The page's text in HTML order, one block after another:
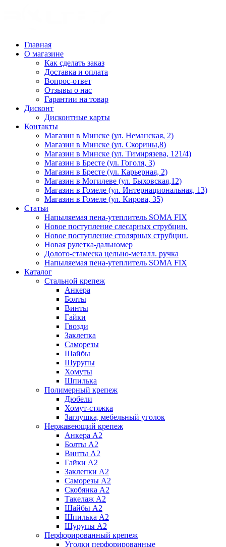
Главная
О магазине
Как сделать заказ
Доставка и оплата
Вопрос-ответ
Отзывы о нас
Гарантии на товар
Дисконт
Дисконтные карты
Контакты
Магазин в Минске (ул. Неманская, 2)
Магазин в Минске (ул. Скорины,8)
Магазин в Минске (ул. Тимирязева, 121/4)
Магазин в Бресте (ул. Гоголя, 3)
Магазин в Бресте (ул. Карьерная, 2)
Магазин в Могилеве (ул. Быховская,12)
Магазин в Гомеле (ул. Интернациональная, 13)
Магазин в Гомеле (ул. Кирова, 35)
Статьи
Напыляемая пена-утеплитель SOMA FIX
Новое поступление слесарных струбцин.
Новое поступление столярных струбцин.
Новая рулетка-дальномер
Долото-стамеска цельно-металл. ручка
Напыляемая пена-утеплитель SOMA FIX
Каталог
Стальной крепеж
Анкера
Болты
Винты
Гайки
Гвозди
Заклепка
Саморезы
Шайбы
Шурупы
Хомуты
Шпилька
Полимерный крепеж
Дюбели
Хомут-стяжка
Заглушка, мебельный уголок
Нержавеющий крепеж
Анкера А2
Болты А2
Винты А2
Гайки А2
Заклепки А2
Саморезы А2
Скобянка А2
Такелаж А2
Шайбы А2
Шпилька А2
Шурупы А2
Перфорированный крепеж
Уголки перфорированные